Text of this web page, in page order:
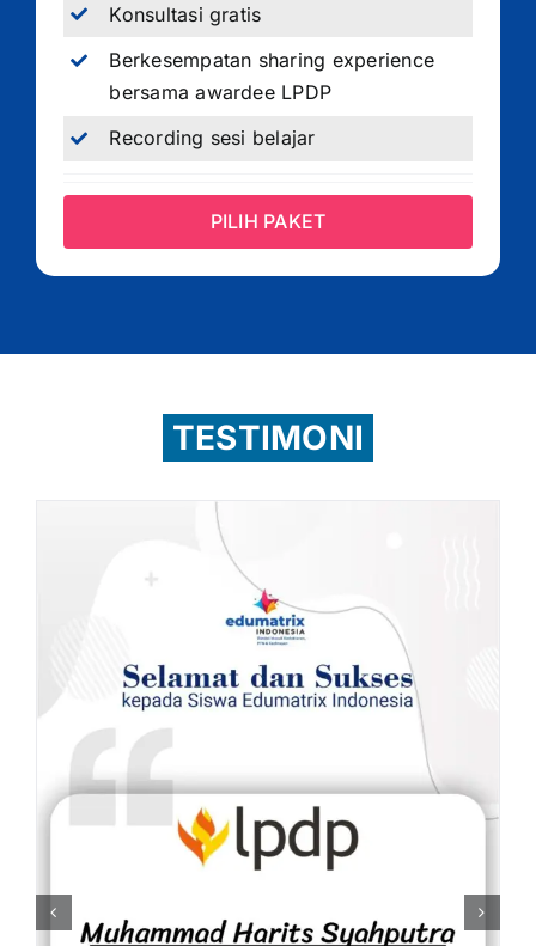
Konsultasi gratis
Berkesempatan sharing experience
bersama awardee LPDP
Recording sesi belajar
PILIH PAKET
TESTIMONI